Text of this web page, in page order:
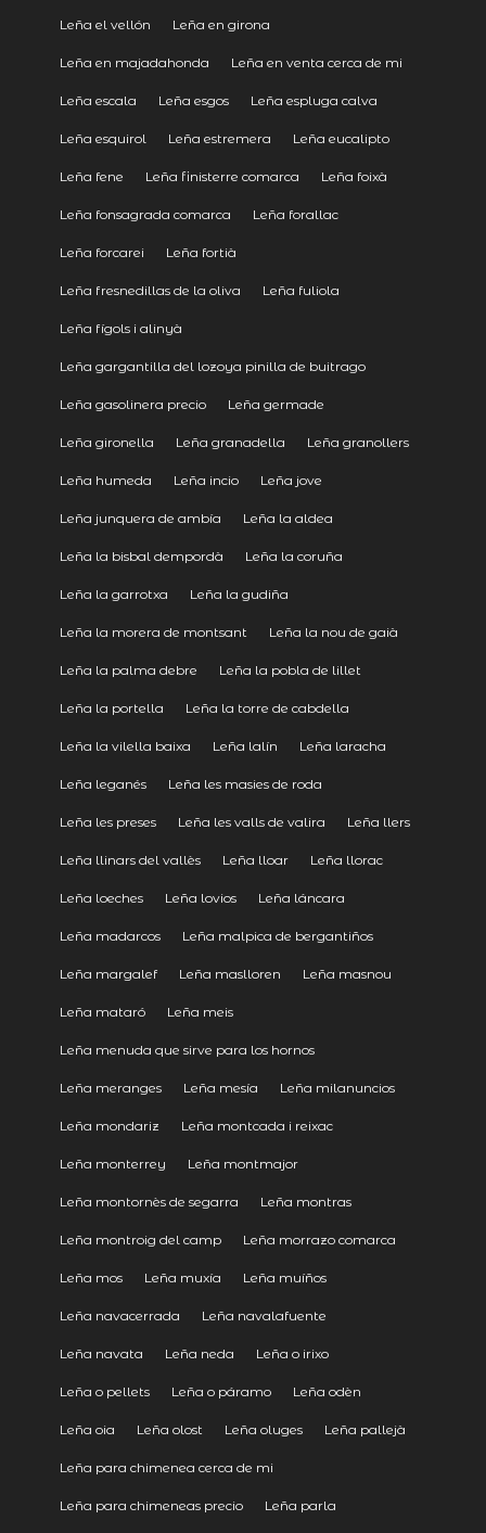
Leña el vellón Leña en girona
Leña en majadahonda Leña en venta cerca de mi
Leña escala Leña esgos Leña espluga calva
Leña esquirol Leña estremera Leña eucalipto
Leña fene Leña finisterre comarca Leña foixà
Leña fonsagrada comarca Leña forallac
Leña forcarei Leña fortià
Leña fresnedillas de la oliva Leña fuliola
Leña fígols i alinyà
Leña gargantilla del lozoya pinilla de buitrago
Leña gasolinera precio Leña germade
Leña gironella Leña granadella Leña granollers
Leña humeda Leña incio Leña jove
Leña junquera de ambía Leña la aldea
Leña la bisbal dempordà Leña la coruña
Leña la garrotxa Leña la gudiña
Leña la morera de montsant Leña la nou de gaià
Leña la palma debre Leña la pobla de lillet
Leña la portella Leña la torre de cabdella
Leña la vilella baixa Leña lalín Leña laracha
Leña leganés Leña les masies de roda
Leña les preses Leña les valls de valira Leña llers
Leña llinars del vallès Leña lloar Leña llorac
Leña loeches Leña lovios Leña láncara
Leña madarcos Leña malpica de bergantiños
Leña margalef Leña maslloren Leña masnou
Leña mataró Leña meis
Leña menuda que sirve para los hornos
Leña meranges Leña mesía Leña milanuncios
Leña mondariz Leña montcada i reixac
Leña monterrey Leña montmajor
Leña montornès de segarra Leña montras
Leña montroig del camp Leña morrazo comarca
Leña mos Leña muxía Leña muíños
Leña navacerrada Leña navalafuente
Leña navata Leña neda Leña o irixo
Leña o pellets Leña o páramo Leña odèn
Leña oia Leña olost Leña oluges Leña pallejà
Leña para chimenea cerca de mi
Leña para chimeneas precio Leña parla